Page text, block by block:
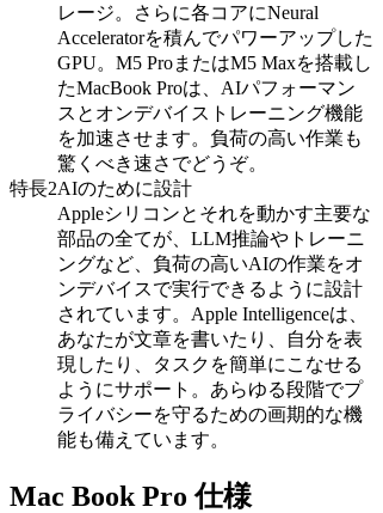
レージ。さらに各コアにNeural
Acceleratorを積んでパワーアップした
GPU。M5 ProまたはM5 Maxを搭載し
たMacBook Proは、AIパフォーマン
スとオンデバイストレーニング機能
を加速させます。負荷の高い作業も
驚くべき速さでどうぞ。
特長2AIのために設計
Appleシリコンとそれを動かす主要な
部品の全てが、LLM推論やトレーニ
ングなど、負荷の高いAIの作業をオ
ンデバイスで実行できるように設計
されています。Apple Intelligenceは、
あなたが文章を書いたり、自分を表
現したり、タスクを簡単にこなせる
ようにサポート。あらゆる段階でプ
ライバシーを守るための画期的な機
能も備えています。
Mac Book Pro 仕様